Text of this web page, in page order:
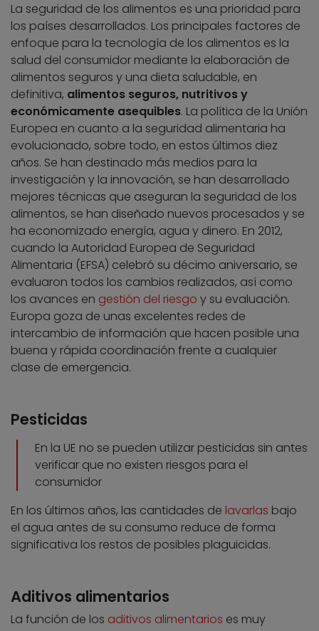
La seguridad de los alimentos es una prioridad para
los países desarrollados. Los principales factores de
enfoque para la tecnología de los alimentos es la
salud del consumidor mediante la elaboración de
alimentos seguros y una dieta saludable, en
definitiva, alimentos seguros, nutritivos y
económicamente asequibles. La política de la Unión
Europea en cuanto a la seguridad alimentaria ha
evolucionado, sobre todo, en estos últimos diez
años. Se han destinado más medios para la
investigación y la innovación, se han desarrollado
mejores técnicas que aseguran la seguridad de los
alimentos, se han diseñado nuevos procesados y se
ha economizado energía, agua y dinero. En 2012,
cuando la Autoridad Europea de Seguridad
Alimentaria (EFSA) celebró su décimo aniversario, se
evaluaron todos los cambios realizados, así como
los avances en gestión del riesgo y su evaluación.
Europa goza de unas excelentes redes de
intercambio de información que hacen posible una
buena y rápida coordinación frente a cualquier
clase de emergencia.
Pesticidas
En la UE no se pueden utilizar pesticidas sin antes
verificar que no existen riesgos para el
consumidor
En los últimos años, las cantidades de lavarlas bajo
el agua antes de su consumo reduce de forma
significativa los restos de posibles plaguicidas.
Aditivos alimentarios
La función de los aditivos alimentarios es muy